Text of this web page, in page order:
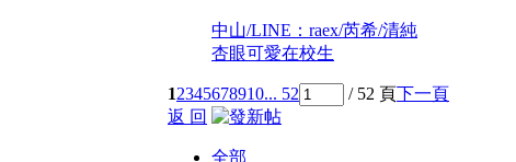
中山/LINE：raex/芮希/清純
杏眼可愛在校生
12345678910... 52 / 52 頁下一頁
返 回
全部